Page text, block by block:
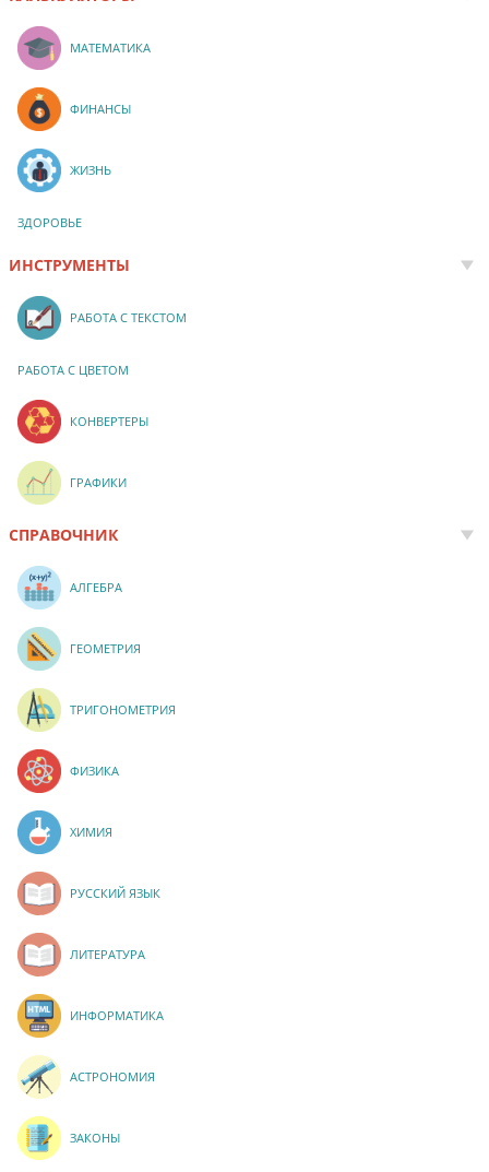
МАТЕМАТИКА
ФИНАНСЫ
ЖИЗНЬ
ЗДОРОВЬЕ
ИНСТРУМЕНТЫ
РАБОТА С ТЕКСТОМ
РАБОТА С ЦВЕТОМ
КОНВЕРТЕРЫ
ГРАФИКИ
СПРАВОЧНИК
АЛГЕБРА
ГЕОМЕТРИЯ
ТРИГОНОМЕТРИЯ
ФИЗИКА
ХИМИЯ
РУССКИЙ ЯЗЫК
ЛИТЕРАТУРА
ИНФОРМАТИКА
АСТРОНОМИЯ
ЗАКОНЫ